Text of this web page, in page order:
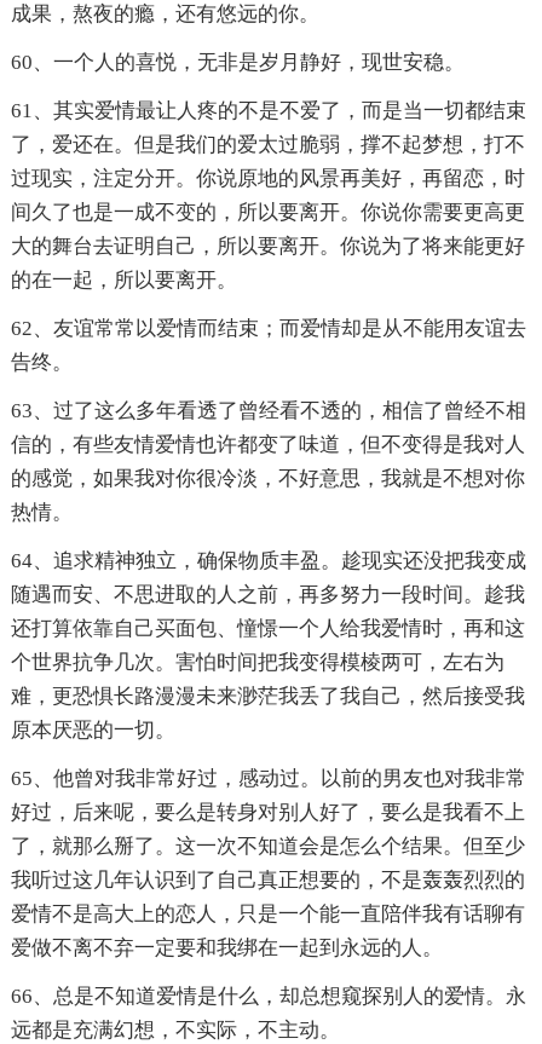
成果，熬夜的瘾，还有悠远的你。
60、一个人的喜悦，无非是岁月静好，现世安稳。
61、其实爱情最让人疼的不是不爱了，而是当一切都结束
了，爱还在。但是我们的爱太过脆弱，撑不起梦想，打不
过现实，注定分开。你说原地的风景再美好，再留恋，时
间久了也是一成不变的，所以要离开。你说你需要更高更
大的舞台去证明自己，所以要离开。你说为了将来能更好
的在一起，所以要离开。
62、友谊常常以爱情而结束；而爱情却是从不能用友谊去
告终。
63、过了这么多年看透了曾经看不透的，相信了曾经不相
信的，有些友情爱情也许都变了味道，但不变得是我对人
的感觉，如果我对你很冷淡，不好意思，我就是不想对你
热情。
64、追求精神独立，确保物质丰盈。趁现实还没把我变成
随遇而安、不思进取的人之前，再多努力一段时间。趁我
还打算依靠自己买面包、憧憬一个人给我爱情时，再和这
个世界抗争几次。害怕时间把我变得模棱两可，左右为
难，更恐惧长路漫漫未来渺茫我丢了我自己，然后接受我
原本厌恶的一切。
65、他曾对我非常好过，感动过。以前的男友也对我非常
好过，后来呢，要么是转身对别人好了，要么是我看不上
了，就那么掰了。这一次不知道会是怎么个结果。但至少
我听过这几年认识到了自己真正想要的，不是轰轰烈烈的
爱情不是高大上的恋人，只是一个能一直陪伴我有话聊有
爱做不离不弃一定要和我绑在一起到永远的人。
66、总是不知道爱情是什么，却总想窥探别人的爱情。永
远都是充满幻想，不实际，不主动。